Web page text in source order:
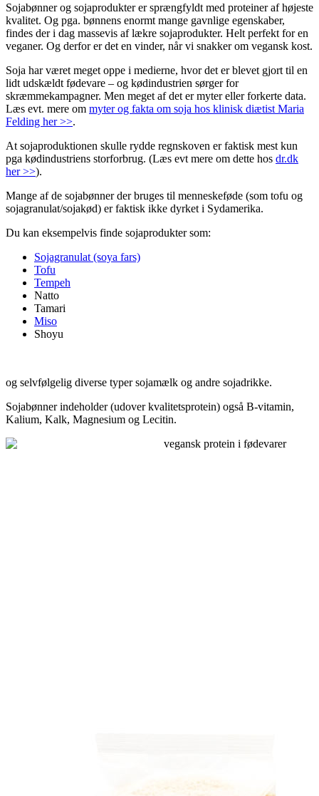
Sojabønner og sojaprodukter er sprængfyldt med proteiner af højeste
kvalitet. Og pga. bønnens enormt mange gavnlige egenskaber,
findes der i dag massevis af lækre sojaprodukter. Helt perfekt for en
veganer. Og derfor er det en vinder, når vi snakker om vegansk kost.
Soja har været meget oppe i medierne, hvor det er blevet gjort til en
lidt udskældt fødevare – og kødindustrien sørger for
skræmmekampagner. Men meget af det er myter eller forkerte data.
Læs evt. mere om myter og fakta om soja hos klinisk diætist Maria
Felding her >>.
At sojaproduktionen skulle rydde regnskoven er faktisk mest kun
pga kødindustriens storforbrug. (Læs evt mere om dette hos dr.dk
her >>).
Mange af de sojabønner der bruges til menneskeføde (som tofu og
sojagranulat/sojakød) er faktisk ikke dyrket i Sydamerika.
Du kan eksempelvis finde sojaprodukter som:
Sojagranulat (soya fars)
Tofu
Tempeh
Natto
Tamari
Miso
Shoyu
og selvfølgelig diverse typer sojamælk og andre sojadrikke.
Sojabønner indeholder (udover kvalitetsprotein) også B-vitamin,
Kalium, Kalk, Magnesium og Lecitin.